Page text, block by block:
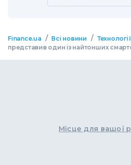
Finance.ua / Всі новини /
представив один із найтонших
Місце для вашої